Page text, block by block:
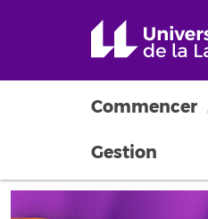
Commencer
Gestion